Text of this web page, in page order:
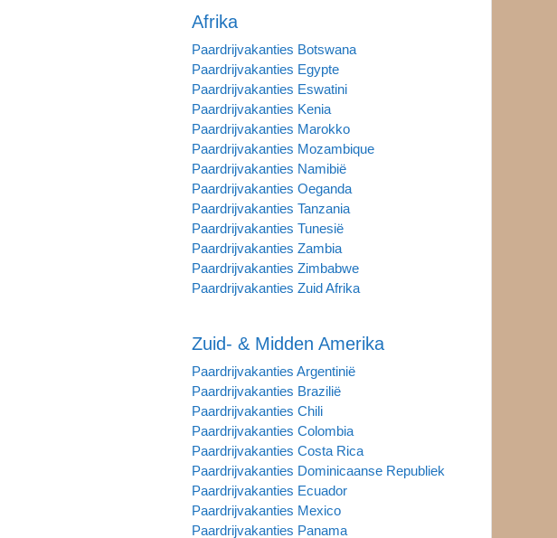
Afrika
Paardrijvakanties Botswana
Paardrijvakanties Egypte
Paardrijvakanties Eswatini
Paardrijvakanties Kenia
Paardrijvakanties Marokko
Paardrijvakanties Mozambique
Paardrijvakanties Namibië
Paardrijvakanties Oeganda
Paardrijvakanties Tanzania
Paardrijvakanties Tunesië
Paardrijvakanties Zambia
Paardrijvakanties Zimbabwe
Paardrijvakanties Zuid Afrika
Zuid- & Midden Amerika
Paardrijvakanties Argentinië
Paardrijvakanties Brazilië
Paardrijvakanties Chili
Paardrijvakanties Colombia
Paardrijvakanties Costa Rica
Paardrijvakanties Dominicaanse Republiek
Paardrijvakanties Ecuador
Paardrijvakanties Mexico
Paardrijvakanties Panama